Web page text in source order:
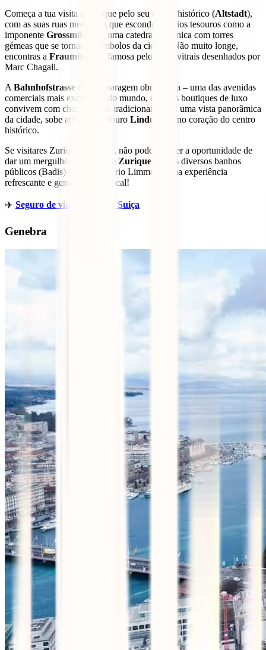
Começa a tua visita a Zurique pelo seu centro histórico (Altstadt),
com as suas ruas medievais que escondem vários tesouros como a
imponente Grossmünster
, uma catedral românica com torres
gémeas que se tornaram símbolos da cidade. Não muito longe,
encontras a Fraumünster
, famosa pelos seus vitrais desenhados por
Marc Chagall.
A Bahnhofstrasse é outra paragem obrigatória – uma das avenidas
comerciais mais exclusivas do mundo, onde as boutiques de luxo
convivem com chocolatarias tradicionais. Para uma vista panorâmica
da cidade, sobe até ao miradouro Lindenhof
, no coração do centro
histórico.
Se visitares Zurique no verão, não podes perder a oportunidade de
dar um mergulho no
Lago de Zurique ou nos diversos banhos
públicos (Badis) ao longo do rio Limmat – uma experiência
refrescante e genuinamente local!
✈️ Seguro de viagem para a Suiça
Genebra